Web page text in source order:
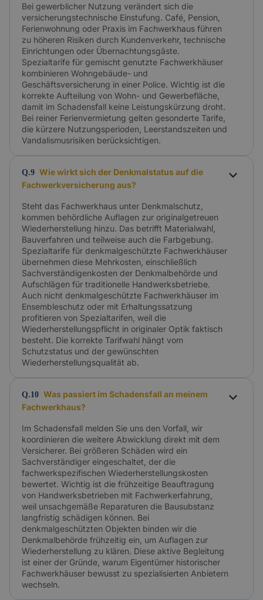
Bei gewerblicher Nutzung verändert sich die
versicherungstechnische Einstufung. Café, Pension,
Ferienwohnung oder Praxis im Fachwerkhaus führen
zu höheren Risiken durch Kundenverkehr, technische
Einrichtungen oder Übernachtungsgäste.
Spezialtarife für gemischt genutzte Fachwerkhäuser
kombinieren Wohngebäude- und
Geschäftsversicherung in einer Police. Wichtig ist die
korrekte Aufteilung von Wohn- und Gewerbefläche,
damit im Schadensfall keine Leistungskürzung droht.
Bei reiner Ferienvermietung gelten gesonderte Tarife,
die kürzere Nutzungsperioden, Leerstandszeiten und
Vandalismusrisiken berücksichtigen.
Q.9 Wie wirkt sich der Denkmalstatus auf die
Fachwerkversicherung aus?
Steht das Fachwerkhaus unter Denkmalschutz,
kommen behördliche Auflagen zur originalgetreuen
Wiederherstellung hinzu. Das betrifft Materialwahl,
Bauverfahren und teilweise auch die Farbgebung.
Spezialtarife für denkmalgeschützte Fachwerkhäuser
übernehmen diese Mehrkosten, einschließlich
Sachverständigenkosten der Denkmalbehörde und
Aufschlägen für traditionelle Handwerksbetriebe.
Auch nicht denkmalgeschützte Fachwerkhäuser im
Ensembleschutz oder mit Erhaltungssatzung
profitieren von Spezialtarifen, weil die
Wiederherstellungspflicht in originaler Optik faktisch
besteht. Die korrekte Tarifwahl hängt vom
Schutzstatus und der gewünschten
Wiederherstellungsqualität ab.
Q.10 Was passiert im Schadensfall an meinem
Fachwerkhaus?
Im Schadensfall melden Sie uns den Vorfall, wir
koordinieren die weitere Abwicklung direkt mit dem
Versicherer. Bei größeren Schäden wird ein
Sachverständiger eingeschaltet, der die
fachwerkspezifischen Wiederherstellungskosten
bewertet. Wichtig ist die frühzeitige Beauftragung
von Handwerksbetrieben mit Fachwerkerfahrung,
weil unsachgemäße Reparaturen die Bausubstanz
langfristig schädigen können. Bei
denkmalgeschützten Objekten binden wir die
Denkmalbehörde frühzeitig ein, um Auflagen zur
Wiederherstellung zu klären. Diese aktive Begleitung
ist einer der Gründe, warum Eigentümer historischer
Fachwerkhäuser bewusst zu spezialisierten Anbietern
wechseln.